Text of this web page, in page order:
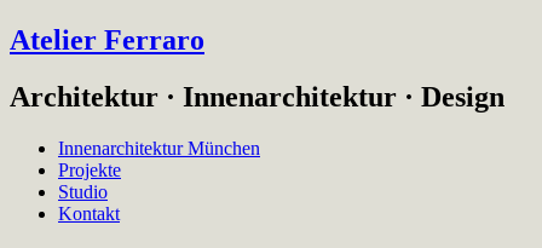
Atelier Ferraro
Architektur · Innenarchitektur · Design
Innenarchitektur München
Projekte
Studio
Kontakt